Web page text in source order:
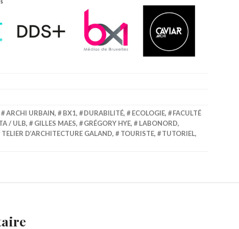
ARCHI URBAIN, BX1, DURABILITÉ, ECOLOGIE,
FACULTÉ
/ ULB, GILLES MAES, GRÉGORY HYE, LABONORD,
TELIER D’ARCHITECTURE GALAND, TOURISTE, TUTORIEL,